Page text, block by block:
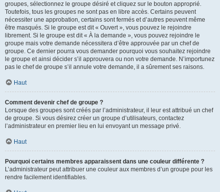
groupes, sélectionnez le groupe désiré et cliquez sur le bouton approprié.
Toutefois, tous les groupes ne sont pas en libre accès. Certains peuvent
nécessiter une approbation, certains sont fermés et d’autres peuvent même
être masqués. Si le groupe est dit « Ouvert », vous pouvez le rejoindre
librement. Si le groupe est dit « À la demande », vous pouvez rejoindre le
groupe mais votre demande nécessitera d’être approuvée par un chef de
groupe. Ce dernier pourra vous demander pourquoi vous souhaitez rejoindre
le groupe et ainsi décider s’il approuvera ou non votre demande. N’importunez
pas le chef de groupe s’il annule votre demande, il a sûrement ses raisons.
Haut
Comment devenir chef de groupe ?
Lorsque des groupes sont créés par l’administrateur, il leur est attribué un chef
de groupe. Si vous désirez créer un groupe d’utilisateurs, contactez
l’administrateur en premier lieu en lui envoyant un message privé.
Haut
Pourquoi certains membres apparaissent dans une couleur différente ?
L’administrateur peut attribuer une couleur aux membres d’un groupe pour les
rendre facilement identifiables.